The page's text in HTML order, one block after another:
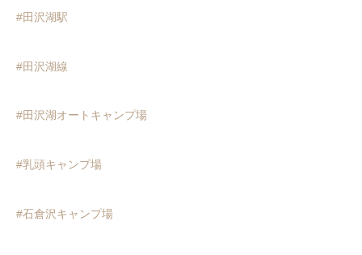
#田沢湖駅
#田沢湖線
#田沢湖オートキャンプ場
#乳頭キャンプ場
#石倉沢キャンプ場